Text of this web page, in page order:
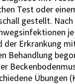
Test oder
gestellt.
je
der Erkrankung
Behandlung
Übungen